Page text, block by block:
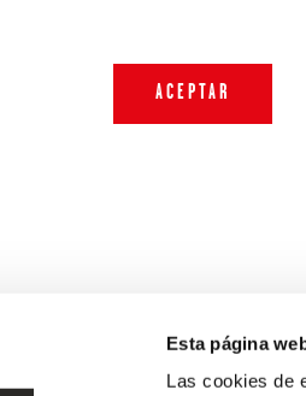
Esta página
Las cookies de